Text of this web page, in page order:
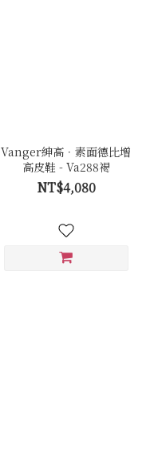
Vanger紳高．素面德比增
高皮鞋 - Va288褐
NT$4,080